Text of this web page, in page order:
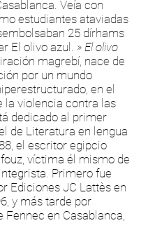
Veía con
estudiantes ataviadas
25 dírhams
El olivo azul. » El olivo
magrebí, nace de
por un mundo
en el
la violencia contra las
dedicado al primer
de Literatura en lengua
el escritor egipcio
víctima él mismo de
Primero fue
Ediciones JC Lattès en
y más tarde por
Fennec en Casablanca,